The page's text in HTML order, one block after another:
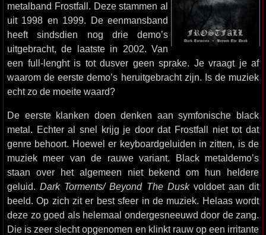
metalband Frostfall. Deze stammen al
uit 1998 en 1999. De eenmansband
heeft sindsdien nog drie demo’s
uitgebracht, de laatste in 2002. Van
een full-lenght is tot dusver geen sprake. Je vraagt je af
waarom de eerste demo’s heruitgebracht zijn. Is de muziek
echt zo de moeite waard?
De eerste klanken doen denken aan symfonische black
metal. Echter al snel krijg je door dat Frostfall niet tot dat
genre behoort. Hoewel er keyboardgeluiden in zitten, is de
muziek meer van de rauwe variant. Black metaldemo’s
staan over het algemeen niet bekend om hun heldere
geluid.Dark Torments/ Beyond The Duskvoldoet aan dit
beeld. Op zich zit er best sfeer in de muziek. Helaas wordt
deze zo goed als helemaal ondergesneeuwd door de zang.
Die is zeer slecht opgenomen en klinkt rauw op een irritante